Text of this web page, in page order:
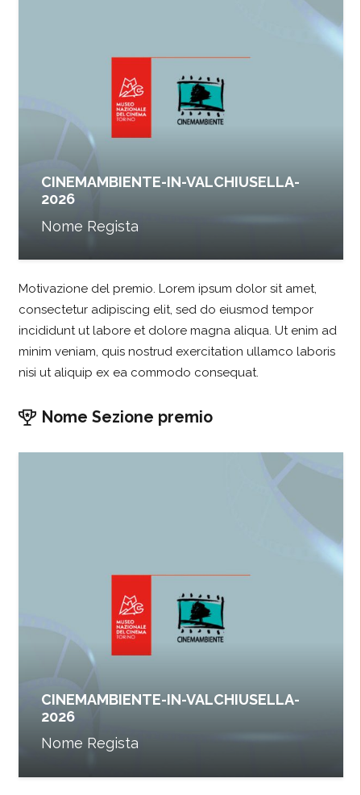
CINEMAMBIENTE-IN-VALCHIUSELLA-
2026
Nome Regista
Motivazione del premio. Lorem ipsum dolor sit amet,
consectetur adipiscing elit, sed do eiusmod tempor
incididunt ut labore et dolore magna aliqua. Ut enim ad
minim veniam, quis nostrud exercitation ullamco laboris
nisi ut aliquip ex ea commodo consequat.
Nome Sezione premio
CINEMAMBIENTE-IN-VALCHIUSELLA-
2026
Nome Regista